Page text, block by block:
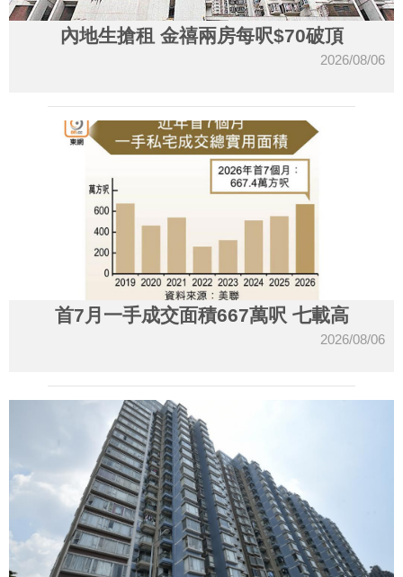
內地生搶租 金禧兩房每呎$70破頂
2026/08/06
首7月一手成交面積667萬呎 七載高
2026/08/06